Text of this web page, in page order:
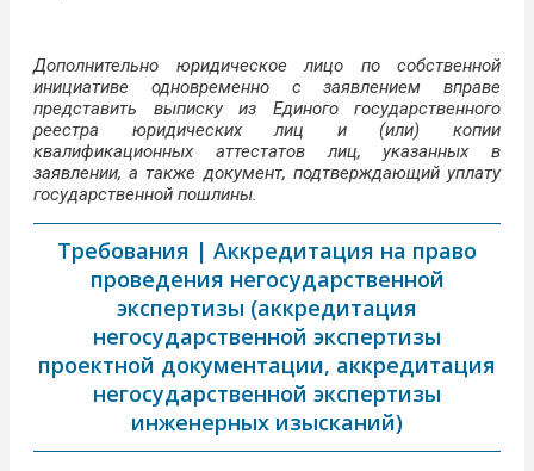
Дополнительно юридическое лицо по собственной
инициативе одновременно с заявлением вправе
представить выписку из Единого государственного
реестра юридических лиц и (или) копии
квалификационных аттестатов лиц, указанных в
заявлении, а также документ, подтверждающий уплату
государственной пошлины.
Требования | Аккредитация на право
проведения негосударственной
экспертизы (аккредитация
негосударственной экспертизы
проектной документации, аккредитация
негосударственной экспертизы
инженерных изысканий)